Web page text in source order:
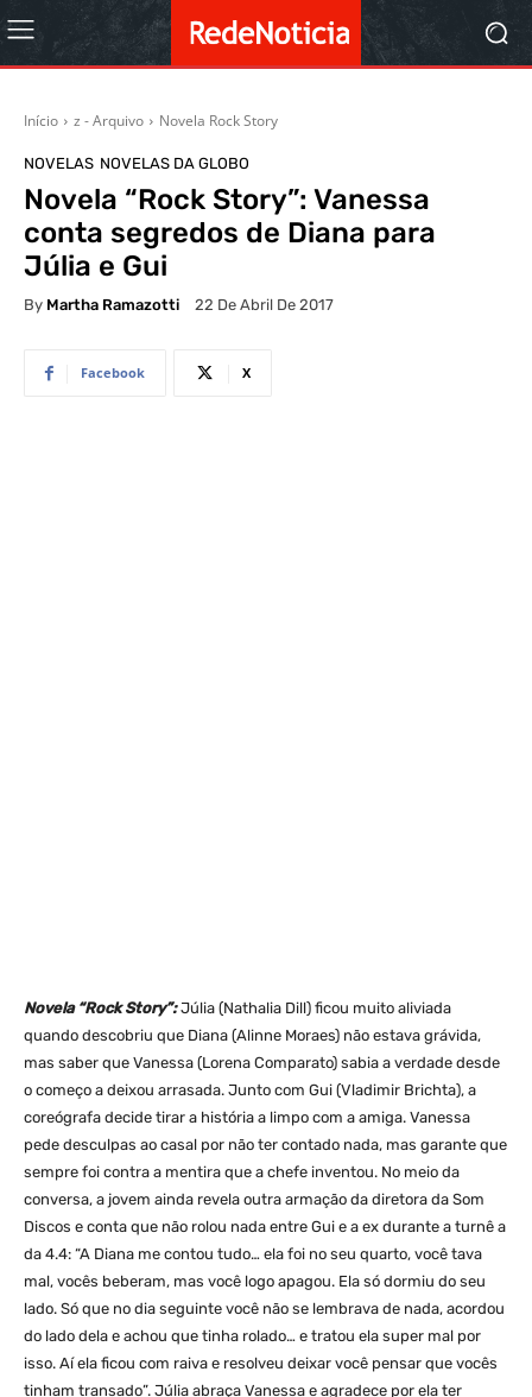
Início z - Arquivo Novela Rock Story
NOVELAS NOVELAS DA GLOBO
Novela “Rock Story”: Vanessa
conta segredos de Diana para
Júlia e Gui
By Martha Ramazotti 22 De Abril De 2017
Facebook X
Novela “Rock Story”:Júlia (Nathalia Dill) ficou muito aliviada
quando descobriu que Diana (Alinne Moraes) não estava grávida,
mas saber que Vanessa (Lorena Comparato) sabia a verdade desde
o começo a deixou arrasada. Junto com Gui (Vladimir Brichta), a
coreógrafa decide tirar a história a limpo com a amiga. Vanessa
pede desculpas ao casal por não ter contado nada, mas garante que
sempre foi contra a mentira que a chefe inventou. No meio da
conversa, a jovem ainda revela outra armação da diretora da Som
Discos e conta que não rolou nada entre Gui e a ex durante a turnê a
da 4.4: “A Diana me contou tudo… ela foi no seu quarto, você tava
mal, vocês beberam, mas você logo apagou. Ela só dormiu do seu
lado. Só que no dia seguinte você não se lembrava de nada, acordou
do lado dela e achou que tinha rolado… e tratou ela super mal por
isso. Aí ela ficou com raiva e resolveu deixar você pensar que vocês
tinham transado”. Júlia abraça Vanessa e agradece por ela ter